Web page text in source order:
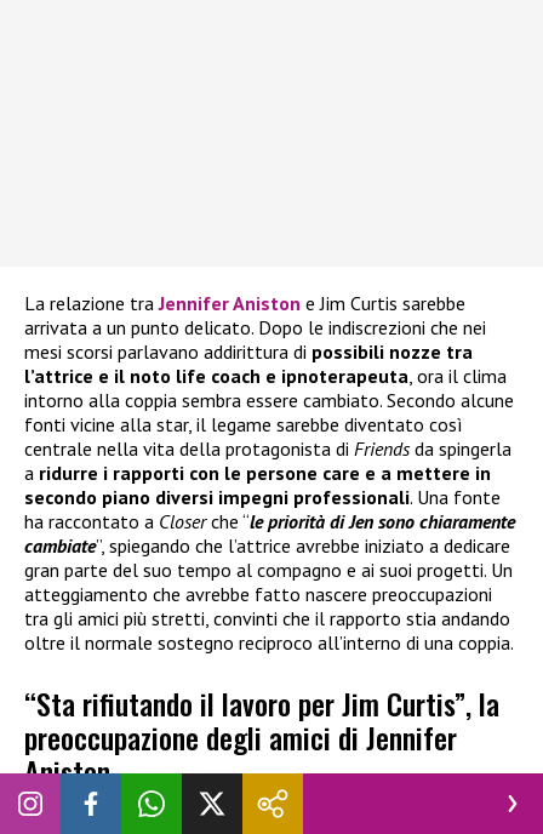
La relazione traJennifer Aniston e Jim Curtis sarebbe
arrivata a un punto delicato. Dopo le indiscrezioni che nei
mesi scorsi parlavano addirittura di possibili nozze tra
l’attrice e il noto life coach e ipnoterapeuta , ora il clima
intorno alla coppia sembra essere cambiato. Secondo alcune
fonti vicine alla star, il legame sarebbe diventato così
centrale nella vita della protagonista di Friendsda spingerla
a ridurre i rapporti con le persone care e a mettere in
secondo piano diversi impegni professionali. Una fonte
ha raccontato a Closerche “le priorità di Jen sono chiaramente
cambiate”, spiegando che l’attrice avrebbe iniziato a dedicare
gran parte del suo tempo al compagno e ai suoi progetti. Un
atteggiamento che avrebbe fatto nascere preoccupazioni
tra gli amici più stretti, convinti che il rapporto stia andando
oltre il normale sostegno reciproco all’interno di una coppia.
“Sta rifiutando il lavoro per Jim Curtis”, la
preoccupazione degli amici di Jennifer
Aniston
A destare maggiore attenzione sono soprattutto alcune